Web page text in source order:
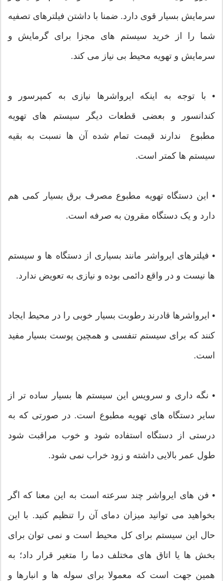
سرمایش بسیار قوی دارد. ضمنا با داشتن فیلترهای تصفیه
شما را از خرید سیستم های مجزا برای گرمایش و
سرمایش و تهویه محیط بی نیاز می کند.
• با توجه به اینکه ایرواشرها نیازی به کمپرسور و
کندانسور و بعضی قطعات دیگر سیستم های تهویه
مطبوع ندارند قیمت تمام شده آن ها نسبت به بقیه
سیستم ها کمتر است.
• این دستگاه تهویه مطبوع مصرف برق بسیار کمی هم
دارد و یک دستگاه مقرون به صرفه است.
• فیلترهای ایرواشر مانند بسیاری از دستگاه ها و سیستم
ها نیست و در واقع دائمی بوده و نیازی به تعویض ندارد.
• ایرواشرها قادرند رطوبت بسیار خوبی را در محیط ایجاد
کنند که برای سیستم تنفسی و همچین پوست بسیار مفید
است.
• نگه داری و سرویس این سیستم ها بسیار ساده تر از
سایر دستگاه های تهویه مطبوع است. در صورتی که به
درستی از دستگاه استفاده شود و خوب مراقبت شود
طول عمر بالایی داشته و زود خراب نمی شود.
• فن های ایرواشر چند سرعته است به این معنا که اگر
بخواهید می توانید میزان دمای آن را تنظیم کنید. با این
حال این سیستم برای کل محیط است و نمی توان برای
بخش ها یا اتاق های مختلف دما را متغیر قرار داد؛ به
همین جهت است که معمولا برای سوله ها و انبارها و